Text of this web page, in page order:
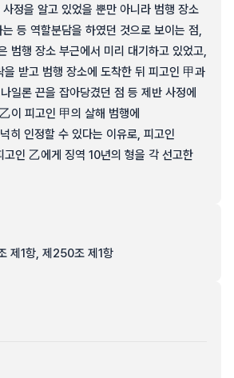
정을 알고 있었을 뿐만 아니라 범행 장소
등 역할분담을 하였던 것으로 보이는 점,
범행 장소 부근에서 미리 대기하고 있었고,
받고 범행 장소에 도착한 뒤 피고인 甲과
일론 끈을 잡아당겼던 점 등 제반 사정에
이 피고인 甲의 살해 범행에
히 인정할 수 있다는 이유로, 피고인
인 乙에게 징역 10년의 형을 각 선고한
제1항, 제250조 제1항